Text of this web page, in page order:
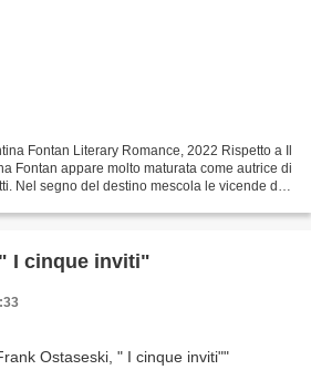
Fontan Literary Romance, 2022 Rispetto a Il
Fontan appare molto maturata come autrice di
Nel segno del destino mescola le vicende di
I cinque inviti"